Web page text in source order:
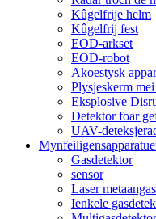
Kûgelfrije helm
Kûgelfrij fest
EOD-arkset
EOD-robot
Akoestysk
Plysjeskerm
Eksplosive
Detektor foar
UAV-
Gasdetektor
sensor
Laser
Ienkele